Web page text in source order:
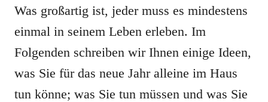
Was großartig ist, jeder muss es mindestens
einmal in seinem Leben erleben. Im
Folgenden schreiben wir Ihnen einige Ideen,
was Sie für das neue Jahr alleine im Haus
tun könne; was Sie tun müssen und was Sie